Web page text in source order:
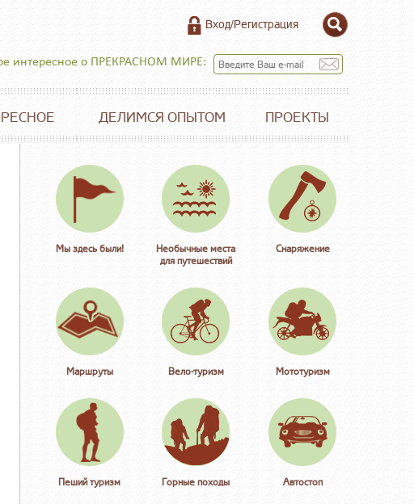
Вход/Регистрация
интересное о ПРЕКРАСНОМ МИРЕ:
ДЕЛИМСЯ ОПЫТОМ ПРОЕКТЫ
Мы здесь были!
Необычные места
для путешествий
Снаряжение
Маршруты Вело-туризм Мототуризм
Пеший туризм Горные походы Автостоп